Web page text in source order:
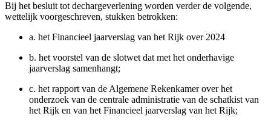
Bij het besluit tot dechargeverlening worden verder de volgende,
wettelijk voorgeschreven, stukken betrokken:
a. het Financieel jaarverslag van het Rijk over 2024
b. het voorstel van de slotwet dat met het onderhavige
jaarverslag samenhangt;
c. het rapport van de Algemene Rekenkamer over het
onderzoek van de centrale administratie van de schatkist van
het Rijk en van het Financieel jaarverslag van het Rijk;